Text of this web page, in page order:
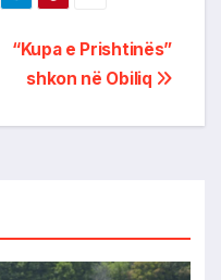
“Kupa e Prishtinës”
shkon në Obiliq